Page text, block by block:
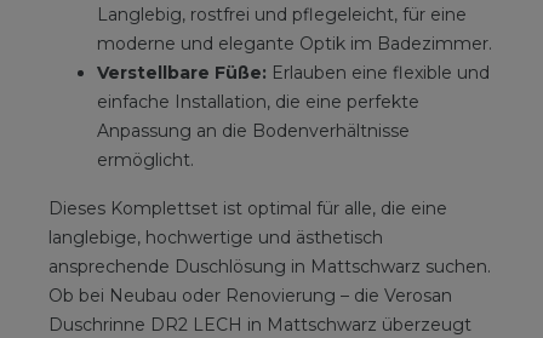
Langlebig, rostfrei und pflegeleicht, für eine
moderne und elegante Optik im Badezimmer.
Verstellbare Füße: Erlauben eine flexible und
einfache Installation, die eine perfekte
Anpassung an die Bodenverhältnisse
ermöglicht.
Dieses Komplettset ist optimal für alle, die eine
langlebige, hochwertige und ästhetisch
ansprechende Duschlösung in Mattschwarz suchen.
Ob bei Neubau oder Renovierung – die Verosan
Duschrinne DR2 LECH in Mattschwarz überzeugt